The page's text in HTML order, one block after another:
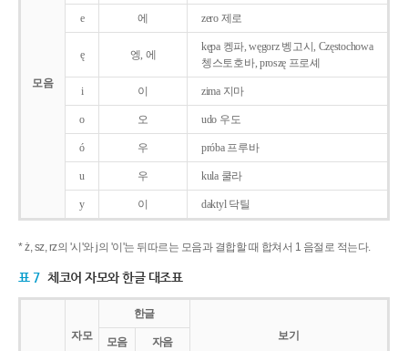
모음
e 에 zero 제로
ę 엥, 에
kępa 켕파, węgorz 벵고시, Częstochowa
쳉스토호바, proszę 프로셰
i 이 zima 지마
o 오 udo 우도
ó 우 próba 프루바
u 우 kula 쿨라
y 이 daktyl 닥틸
* ż, sz, rz의 '시'와 j의 '이'는 뒤따르는 모음과 결합할 때 합쳐서 1 음절로 적는다.
표 7 체코어 자모와 한글 대조표
자모
한글
보기
모음
자음